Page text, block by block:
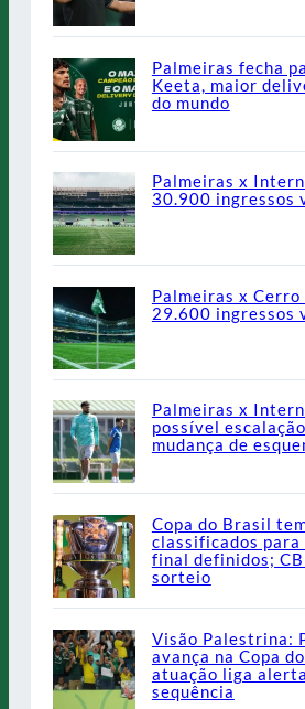
Palmeiras fecha
Keeta, maior
do mundo
Palmeiras x
30.900 ingressos
Palmeiras x Cerro
29.600 ingressos
Palmeiras x
possível
mudança de
Copa do Brasil
classificados para
final definidos;
sorteio
Visão Palestrina:
avança na Copa
atuação liga
sequência